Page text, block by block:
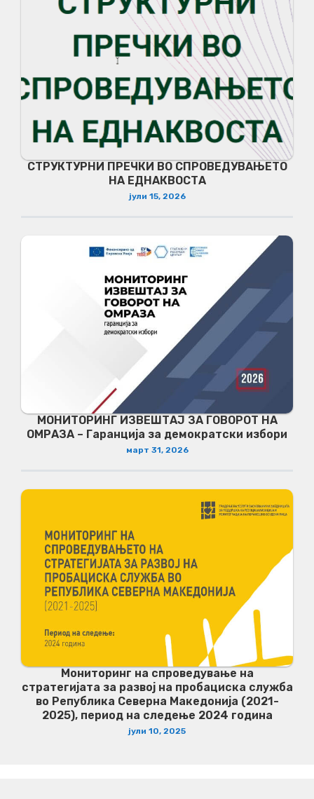
СТРУКТУРНИ ПРЕЧКИ ВО СПРОВЕДУВАЊЕТО
НА ЕДНАКВОСТА
јули 15, 2026
МОНИТОРИНГ ИЗВЕШТАЈ ЗА ГОВОРОТ НА
ОМРАЗА – Гаранција за демократски избори
март 31, 2026
Мониторинг на спроведување на
стратегијата за развој на пробациска служба
во Република Северна Македонија (2021-
2025), период на следење 2024 година
јули 10, 2025